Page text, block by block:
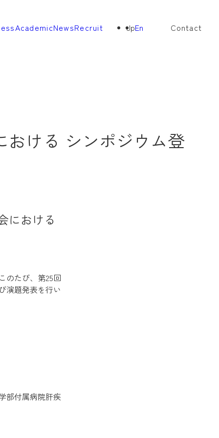
AcademicNewsRecruit JpEn Contact
おける シンポジウム登
における
のたび、第25回
演題発表を行い
部付属病院肝疾